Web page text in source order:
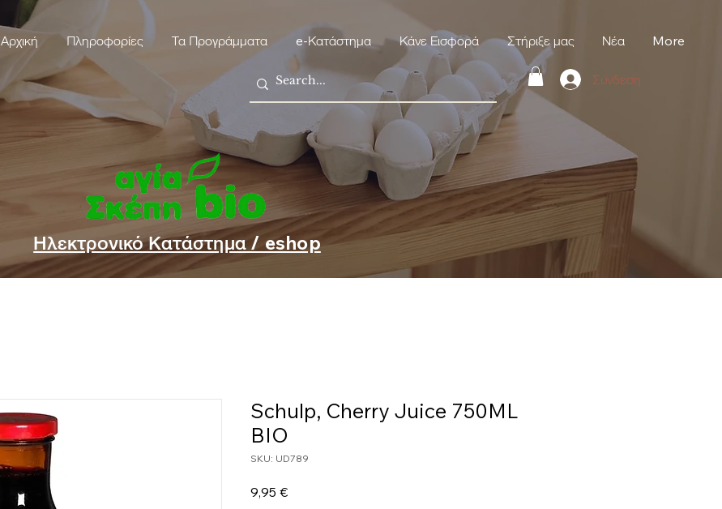
Αρχική Πληροφορίες Τα Προγράμματα e-Κατάστημα Κάνε Εισφορά Στήριξε μας Νέα More
Σύνδεση
Ηλεκτρονικό Κατάστημα / eshop
Schulp, Cherry Juice 750ML
BIO
SKU: UD789
9,95 €Τιμή